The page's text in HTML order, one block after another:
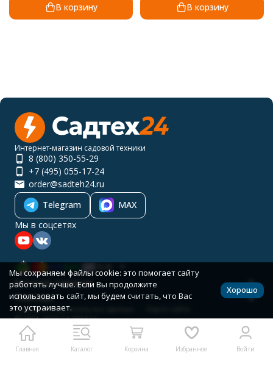
В корзину В корзину
Главная Каталог Корзина Избранное Войти
Интернет-магазин садовой техники
8 (800) 350-55-29
+7 (495) 055-17-24
order@sadteh24.ru
Telegram
MAX
Мы в соцсетях
Каталог товаров
Помощь
Политика персональных данных
© 2001-2026 САДТЕХ24
Разработано в
bodysite.ru
Мы сохраняем файлы cookie: это помогает сайту
работать лучше. Если Вы продолжите
использовать сайт, мы будем считать, что Вас
это устраивает.
Хорошо